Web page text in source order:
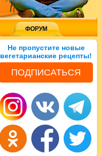
ФОРУМ
Не пропустите новые
вегетарианские рецепты!
ПОДПИСАТЬСЯ